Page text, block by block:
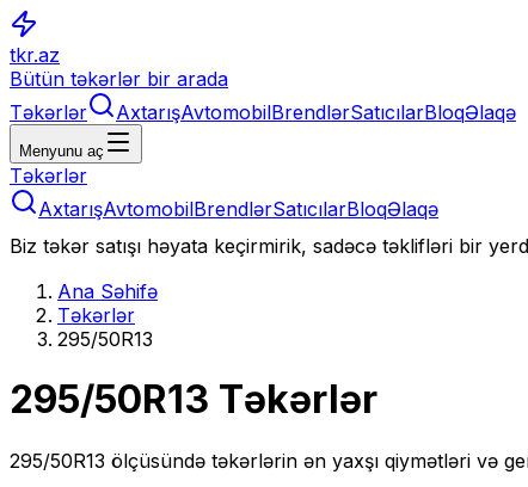
tkr.az
Bütün təkərlər bir arada
Təkərlər
AxtarışAvtomobilBrendlərSatıcılarBloqƏlaqə
Menyunu aç
Təkərlər
AxtarışAvtomobilBrendlərSatıcılarBloqƏlaqə
Biz təkər satışı həyata keçirmirik, sadəcə təklifləri bir
Ana Səhifə
Təkərlər
295/50R13
295/50R13 Təkərlər
295/50R13 ölçüsündə təkərlərin ən yaxşı qiymətləri və